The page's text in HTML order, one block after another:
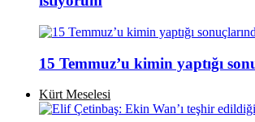
15 Temmuz’u kimin yaptığı
Kürt Meselesi